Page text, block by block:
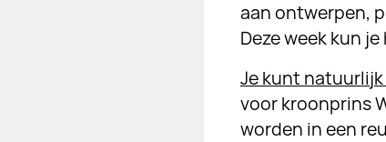
aan ontwerpen,
Deze week kun
Je kunt
voor kroonprins
worden in een